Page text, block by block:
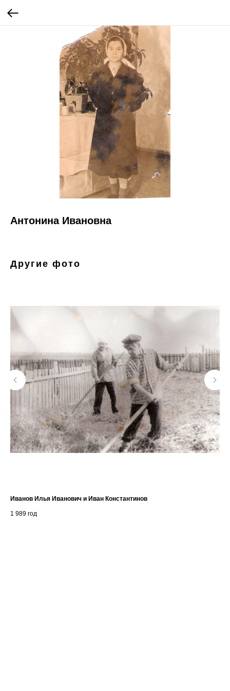
Антонина Ивановна
Другие фото
Иванов Илья Иванович и Иван Константинов
1 989 год